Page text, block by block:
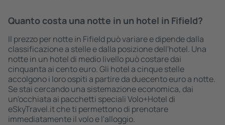
Quanto costa una notte in un hotel in Fifield?
Il prezzo per notte in Fifield può variare e dipende dalla
classificazione a stelle e dalla posizione dell'hotel. Una
notte in un hotel di medio livello può costare dai
cinquanta ai cento euro. Gli hotel a cinque stelle
accolgono i loro ospiti a partire da duecento euro a notte.
Se stai cercando una sistemazione economica, dai
un'occhiata ai pacchetti speciali Volo+Hotel di
eSkyTravel.it che ti permettono di prenotare
immediatamente il volo e l'alloggio.